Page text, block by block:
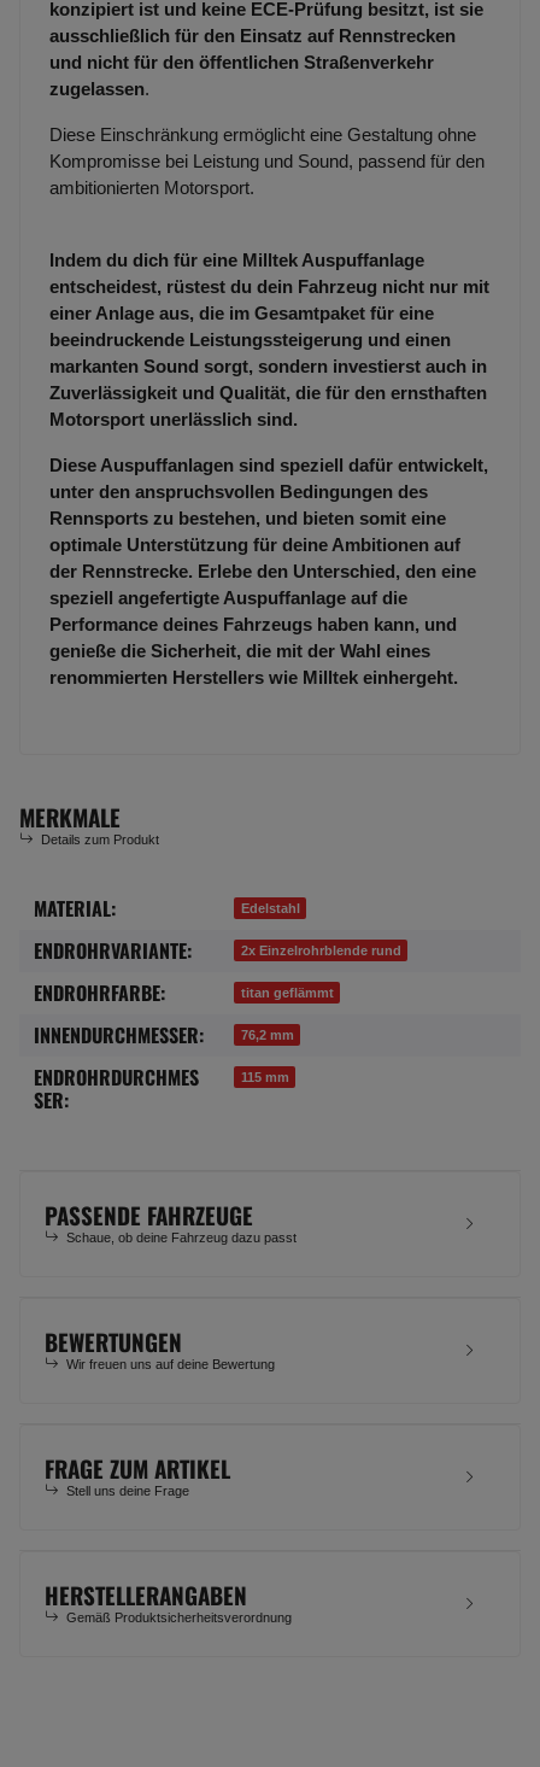
konzipiert ist und keine ECE-Prüfung besitzt, ist sie
ausschließlich für den Einsatz auf Rennstrecken
und nicht für den öffentlichen Straßenverkehr
zugelassen.
Diese Einschränkung ermöglicht eine Gestaltung ohne
Kompromisse bei Leistung und Sound, passend für den
ambitionierten Motorsport.
Indem du dich für eine Milltek Auspuffanlage
entscheidest, rüstest du dein Fahrzeug nicht nur mit
einer Anlage aus, die im Gesamtpaket für eine
beeindruckende Leistungssteigerung und einen
markanten Sound sorgt, sondern investierst auch in
Zuverlässigkeit und Qualität, die für den ernsthaften
Motorsport unerlässlich sind.
Diese Auspuffanlagen sind speziell dafür entwickelt,
unter den anspruchsvollen Bedingungen des
Rennsports zu bestehen, und bieten somit eine
optimale Unterstützung für deine Ambitionen auf
der Rennstrecke. Erlebe den Unterschied, den eine
speziell angefertigte Auspuffanlage auf die
Performance deines Fahrzeugs haben kann, und
genieße die Sicherheit, die mit der Wahl eines
renommierten Herstellers wie Milltek einhergeht.
MERKMALE
Details zum Produkt
Produkteigenschaft
Wert
MATERIAL: Edelstahl
ENDROHRVARIANTE: 2x Einzelrohrblende rund
ENDROHRFARBE: titan geflämmt
INNENDURCHMESSER: 76,2 mm
ENDROHRDURCHMES
SER:
115 mm
PASSENDE FAHRZEUGE
Schaue, ob deine Fahrzeug dazu passt
BEWERTUNGEN
Wir freuen uns auf deine Bewertung
FRAGE ZUM ARTIKEL
Stell uns deine Frage
HERSTELLERANGABEN
Gemäß Produktsicherheitsverordnung